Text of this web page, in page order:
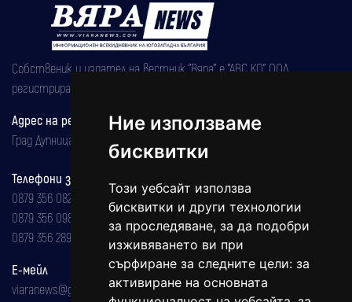
Ние използваме
бисквитки
Този уебсайт използва
бисквитки и други технологии
за проследяване, за да подобри
изживяването ви при
сърфиране за следните цели: за
активиране на основната
Собственик и издател на вестник "Вяра" е "АВС КО" ООД,
регистрирана на 08.05.2002 година.
Адрес на редакцията
Град Дупница, ул.''Христо Ботев" 43
Телефони за реклама и абонаменти
0879 356 082
0879 356 098
0879 356 289
Е-мейл
viaranews@gmail.com